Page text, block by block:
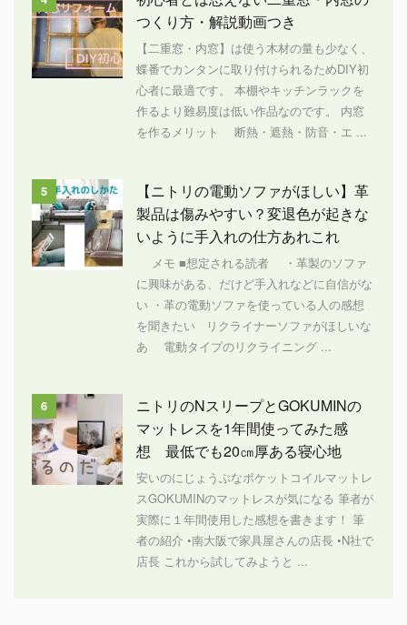
つくり方・解説動画つき
【二重窓・内窓】は使う木材の量も少なく、
蝶番でカンタンに取り付けられるためDIY初
心者に最適です。 本棚やキッチンラックを
作るより難易度は低い作品なのです。 内窓
を作るメリット 断熱・遮熱・防音・エ ...
5
【ニトリの電動ソファがほしい】革
製品は傷みやすい？変退色が起きな
いように手入れの仕方あれこれ
メモ ■想定される読者 ・革製のソファ
に興味がある、だけど手入れなどに自信がな
い ・革の電動ソファを使っている人の感想
を聞きたい リクライナーソファがほしいな
あ 電動タイプのリクライニング ...
6
ニトリのNスリープとGOKUMINの
マットレスを1年間使ってみた感
想 最低でも20㎝厚ある寝心地
安いのにじょうぶなポケットコイルマットレ
スGOKUMINのマットレスが気になる 筆者が
実際に１年間使用した感想を書きます！ 筆
者の紹介 •南大阪で家具屋さんの店長 •N社で
店長 これから試してみようと ...